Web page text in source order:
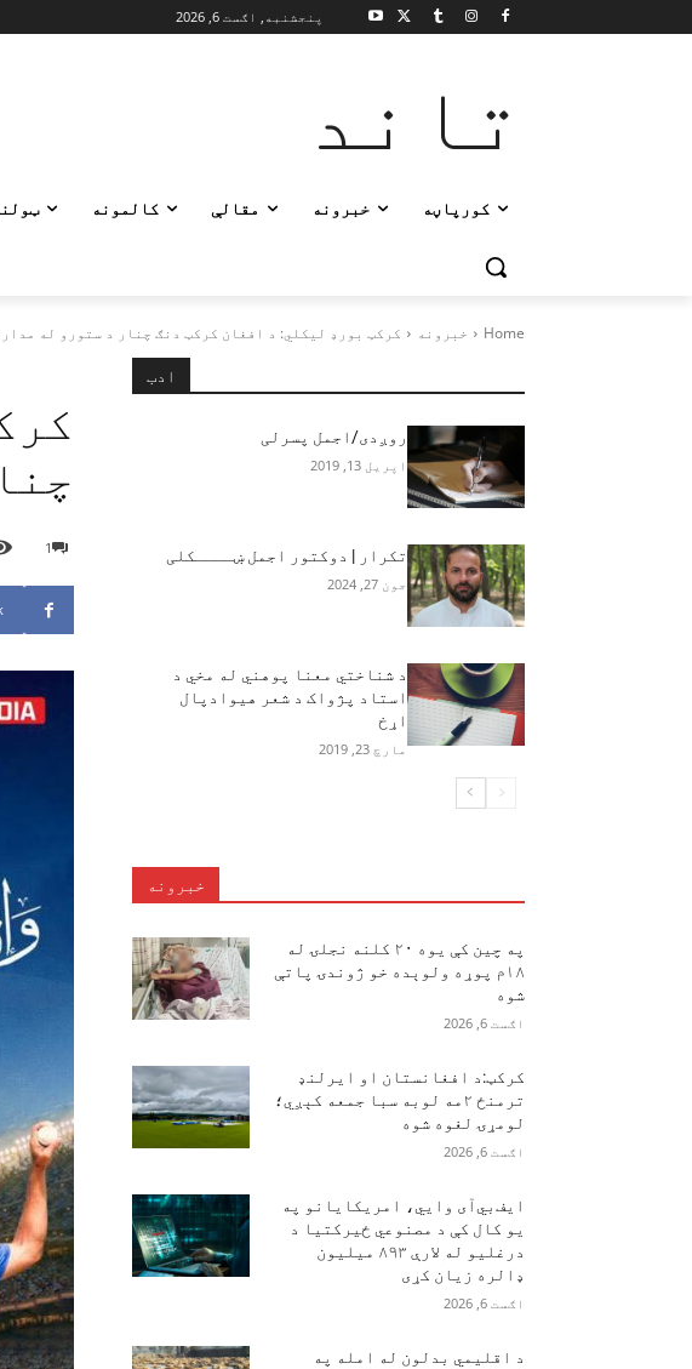
پنجشنبه, اګست 6, 2026
تاند
کورپاڼه خبرونه مقالې کالمونه
Home خبرونه کرکټ بورډ لیکلي: د افغان کرکټ دنګ چنار د ستورو له
1
ادب
روږدی/اجمل پسرلی
اپریل 13, 2019
تکرار | دوکتور اجمل ښــــکلی
جون 27, 2024
د شناختي معنا پوهني له مخي د
استاد پژواک د شعر هیوادپال
اړخ
مارچ 23, 2019
خبرونه
په چین کې یوه ۲۰ کلنه نجلۍ له
۱۸م پوړه ولوېده خو ژوندۍ پاتې
شوه
اګست 6, 2026
کرکټ:د افغانستان او ایرلنډ
ترمنځ ۲مه لوبه سبا جمعه کېږي؛
لومړۍ لغوه شوه
اګست 6, 2026
ایف‌بي‌آی وايي، امریکایانو په
یو کال کې د مصنوعي ځیرکتیا د
درغلیو له لارې ۸۹۳ میلیون
ډالره زیان کړی
اګست 6, 2026
د اقلیمي بدلون له امله په